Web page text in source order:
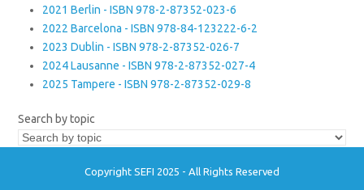
2021 Berlin - ISBN 978-2-87352-023-6
2022 Barcelona - ISBN 978-84-123222-6-2
2023 Dublin - ISBN 978-2-87352-026-7
2024 Lausanne - ISBN 978-2-87352-027-4
2025 Tampere - ISBN 978-2-87352-029-8
Search by topic
Copyright SEFI 2025 - All Rights Reserved